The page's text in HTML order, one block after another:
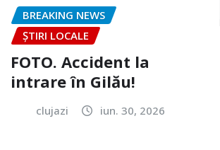
BREAKING NEWS
ȘTIRI LOCALE
FOTO. Accident la
intrare în Gilău!
clujazi iun. 30, 2026